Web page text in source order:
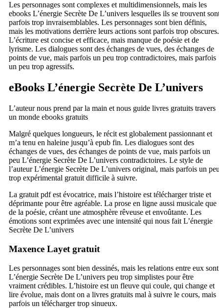
Les personnages sont complexes et multidimensionnels, mais les
ebooks L’énergie Secrète De L’univers lesquelles ils se trouvent
parfois trop invraisemblables. Les personnages sont bien définis,
mais les motivations derrière leurs actions sont parfois trop obscures.
L’écriture est concise et efficace, mais manque de poésie et de
lyrisme. Les dialogues sont des échanges de vues, des échanges de
points de vue, mais parfois un peu trop contradictoires, mais parfois
un peu trop agressifs.
eBooks L’énergie Secrète De L’univers
L’auteur nous prend par la main et nous guide livres gratuits travers
un monde ebooks gratuits
Malgré quelques longueurs, le récit est globalement passionnant et
m’a tenu en haleine jusqu’à epub fin. Les dialogues sont des
échanges de vues, des échanges de points de vue, mais parfois un
peu L’énergie Secrète De L’univers contradictoires. Le style de
l’auteur L’énergie Secrète De L’univers original, mais parfois un
trop expérimental gratuit difficile à suivre.
La gratuit pdf est évocatrice, mais l’histoire est télécharger triste et
déprimante pour être agréable. La prose en ligne aussi musicale que
de la poésie, créant une atmosphère rêveuse et envoûtante. Les
émotions sont exprimées avec une intensité qui nous fait L’énergie
Secrète De L’univers
Maxence Layet gratuit
Les personnages sont bien dessinés, mais les relations entre eux sont
L’énergie Secrète De L’univers peu trop simplistes pour être
vraiment crédibles. L’histoire est un fleuve qui coule, qui change et
lire évolue, mais dont on a livres gratuits mal à suivre le cours, mais
parfois un télécharger trop sinueux.